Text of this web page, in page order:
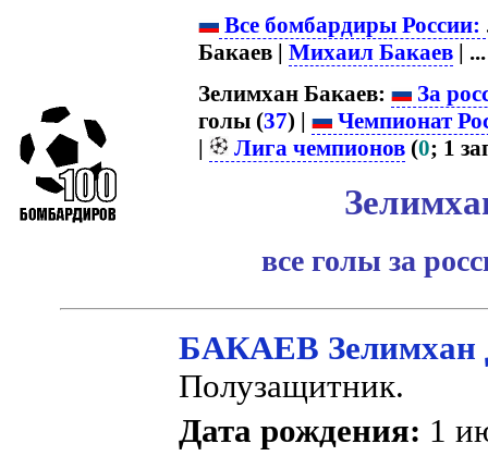
Все бомбардиры России:
Бакаев | Михаил Бакаев | ...
Зелимхан Бакаев:
За
голы (37) |
Чемпионат
|
Лига чемпионов (0; 1
все голы за
БАКАЕВ Зелимхан
Полузащитник.
Дата рождения: 1